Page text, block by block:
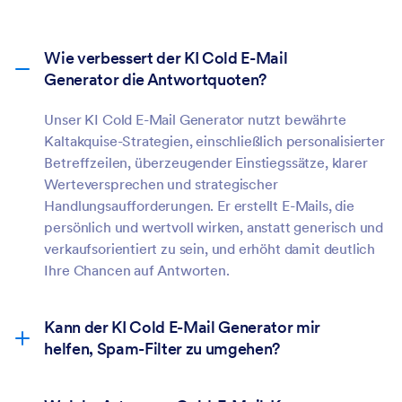
Wie verbessert der KI Cold E-Mail
Generator die Antwortquoten?
Unser KI Cold E-Mail Generator nutzt bewährte
Kaltakquise-Strategien, einschließlich personalisierter
Betreffzeilen, überzeugender Einstiegssätze, klarer
Werteversprechen und strategischer
Handlungsaufforderungen. Er erstellt E-Mails, die
persönlich und wertvoll wirken, anstatt generisch und
verkaufsorientiert zu sein, und erhöht damit deutlich
Ihre Chancen auf Antworten.
Kann der KI Cold E-Mail Generator mir
helfen, Spam-Filter zu umgehen?